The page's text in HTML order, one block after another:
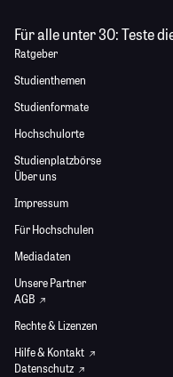
Für alle unter 30:Teste
Ratgeber
Studienthemen
Studienformate
Hochschulorte
Studienplatzbörse
Über uns
Impressum
Für Hochschulen
Mediadaten
Unsere Partner
AGB
Rechte & Lizenzen
Hilfe & Kontakt
Datenschutz